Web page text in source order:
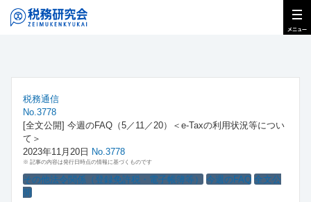
税務通信
No.3778
[全文公開] 今週のFAQ（5／11／20）＜e-Taxの利用状況等につい
て＞
2023年11月20日 No.3778
※ 記事の内容は発行日時点の情報に基づくものです
その他法令関係（登録免許税・電子帳簿等） 今週のFAQ 全文公
開